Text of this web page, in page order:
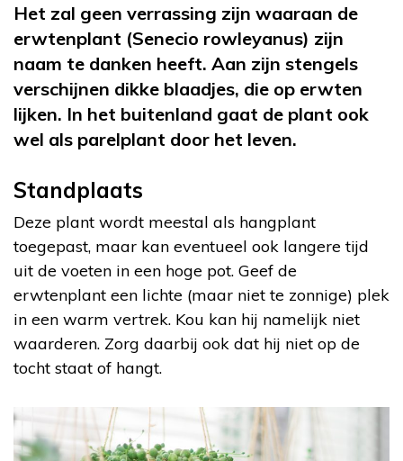
Het zal geen verrassing zijn waaraan de
erwtenplant (Senecio rowleyanus) zijn
naam te danken heeft. Aan zijn stengels
verschijnen dikke blaadjes, die op erwten
lijken. In het buitenland gaat de plant ook
wel als parelplant door het leven.
Standplaats
Deze plant wordt meestal als hangplant
toegepast, maar kan eventueel ook langere tijd
uit de voeten in een hoge pot. Geef de
erwtenplant een lichte (maar niet te zonnige) plek
in een warm vertrek. Kou kan hij namelijk niet
waarderen. Zorg daarbij ook dat hij niet op de
tocht staat of hangt.